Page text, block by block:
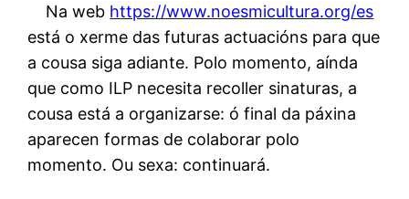
Na web https://www.noesmicultura.org/es
está o xerme das futuras actuacións para que
a cousa siga adiante. Polo momento, aínda
que como ILP necesita recoller sinaturas, a
cousa está a organizarse: ó final da páxina
aparecen formas de colaborar polo
momento. Ou sexa: continuará.